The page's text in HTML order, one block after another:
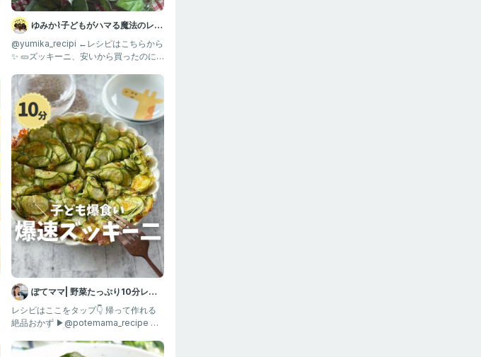
ゆみか⌇子どもがハマる魔法のレシ
ピ｜幼児食
@yumika_recipi ←レシピはこちらから
✨ 🥒ズッキーニ、安いから買ったのに
ぽてママ| 野菜たっぷり10分レシ
ピ
レシピはここをタップ👇 帰って作れる
絶品おかず ▶@potemama_recipe あ